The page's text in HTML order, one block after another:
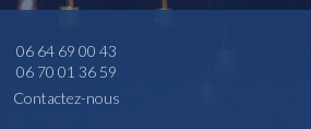
06 64 69 00 43
06 70 01 36 59
Contactez-nous